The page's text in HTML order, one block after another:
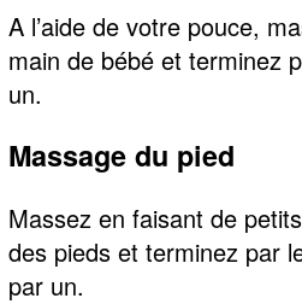
A l’aide de votre pouce,
main de bébé et terminez
un.
Massage du pied
Massez en faisant de
des pieds et terminez par
par un.